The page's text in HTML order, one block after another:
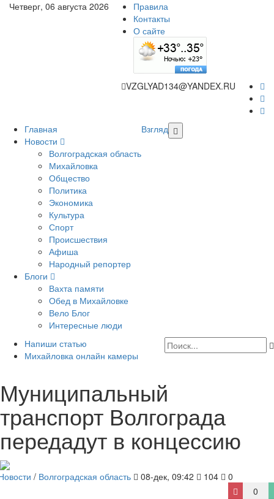
Четверг, 06 августа 2026
Правила
Контакты
О сайте
VZGLYAD134@YANDEX.RU
Главная
Новости
Волгоградская область
Михайловка
Общество
Политика
Экономика
Культура
Спорт
Происшествия
Афиша
Народный репортер
Блоги
Вахта памяти
Обед в Михайловке
Вело Блог
Интересные люди
Взгляд
Напиши статью
Михайловка онлайн камеры
Муниципальный
транспорт Волгограда
передадут в концессию
/ Волгоградская область 08-дек, 09:42 104
0
0